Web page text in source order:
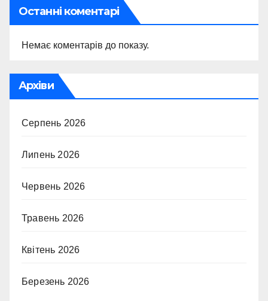
Останні коментарі
Немає коментарів до показу.
Архіви
Серпень 2026
Липень 2026
Червень 2026
Травень 2026
Квітень 2026
Березень 2026